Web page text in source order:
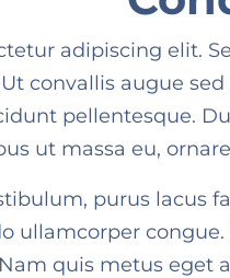
adipiscing elit.
convallis augue
pellentesque.
ut massa eu,
purus lacus
ullamcorper
quis metus eget